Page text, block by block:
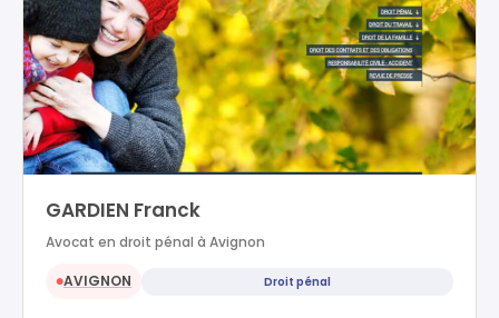
GARDIEN Franck
Avocat en droit pénal à Avignon
●AVIGNON Droit pénal